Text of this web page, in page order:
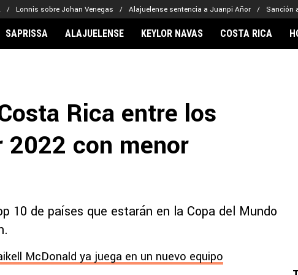
Lonnis sobre Johan Venegas Alajuelense sentencia a Juanpi Añor Sanción
Kervin Arriaga
Nathaniel Méndez-Laing
Alajuelense
Comunicaciones
Real Estelí
SAPRISSA ALAJUELENSE KEYLOR NAVAS COSTA RICA
Rica entre los
2022 con menor
10 de países que estarán en la Copa del Mundo
McDonald ya juega en un nuevo equipo